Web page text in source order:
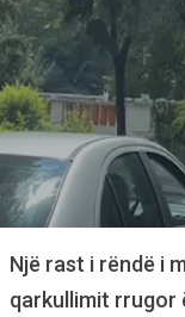
Një rast i rëndë i
qarkullimit rrugor